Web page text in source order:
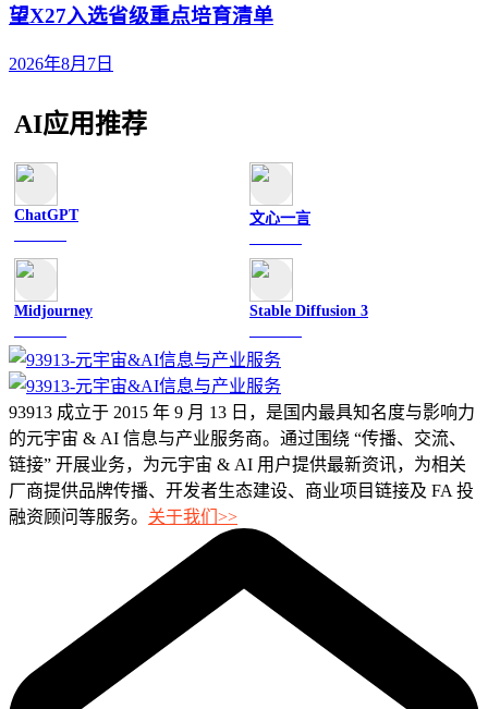
望X27入选省级重点培育清单
2026年8月7日
AI应用推荐
ChatGPT 文心一言
Midjourney Stable Diffusion 3
93913 成立于 2015 年 9 月 13 日，是国内最具知名度与影响力
的元宇宙 & AI 信息与产业服务商。通过围绕 “传播、交流、
链接” 开展业务，为元宇宙 & AI 用户提供最新资讯，为相关
厂商提供品牌传播、开发者生态建设、商业项目链接及 FA 投
融资顾问等服务。 关于我们>>